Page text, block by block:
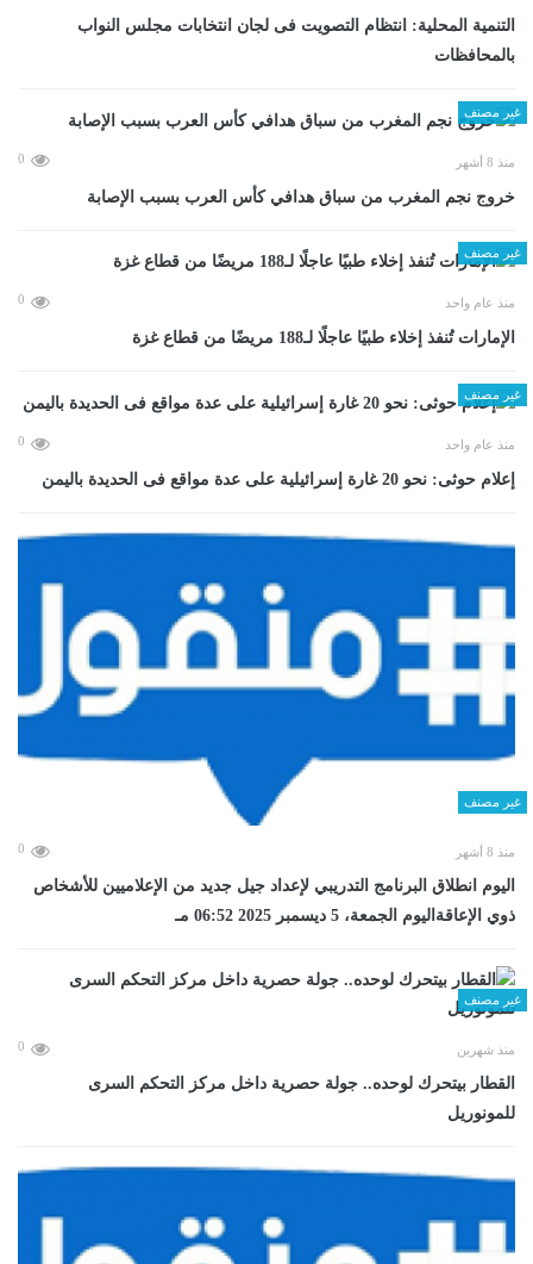
التنمية المحلية: انتظام التصويت فى لجان انتخابات مجلس النواب
بالمحافظات
غير مصنف
منذ 8 أشهر 0
خروج نجم المغرب من سباق هدافي كأس العرب بسبب الإصابة
غير مصنف
منذ عام واحد 0
الإمارات تُنفذ إخلاء طبيًا عاجلًا لـ188 مريضًا من قطاع غزة
غير مصنف
منذ عام واحد 0
إعلام حوثى: نحو 20 غارة إسرائيلية على عدة مواقع فى الحديدة باليمن
غير مصنف
منذ 8 أشهر 0
اليوم انطلاق البرنامج التدريبي لإعداد جيل جديد من الإعلاميين للأشخاص
ذوي الإعاقةاليوم الجمعة، 5 ديسمبر 2025 06:52 مـ
غير مصنف
منذ شهرين 0
القطار بيتحرك لوحده.. جولة حصرية داخل مركز التحكم السرى
للمونوريل